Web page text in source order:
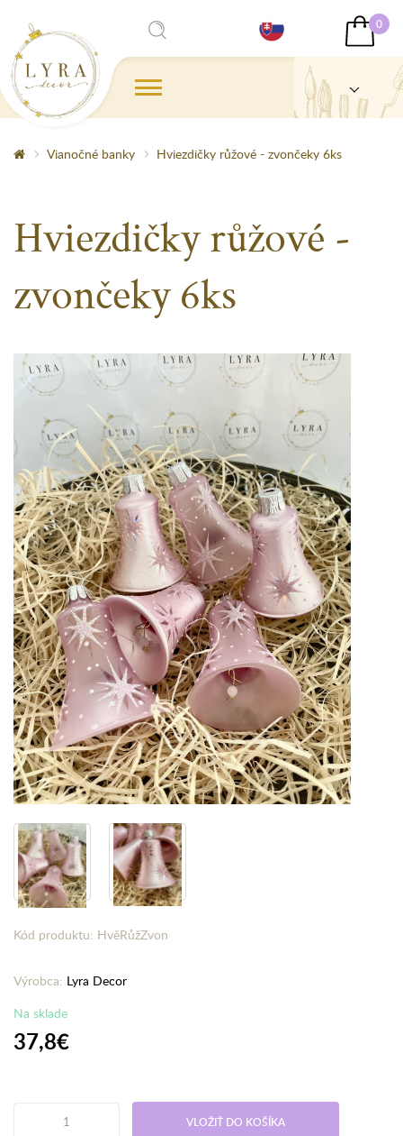
0
Vianočné banky Hviezdičky růžové - zvončeky 6ks
Hviezdičky růžové -
zvončeky 6ks
Kód produktu: HvěRůžZvon
Výrobca: Lyra Decor
Na sklade
37,8€
VLOŽIŤ DO KOŠÍKA